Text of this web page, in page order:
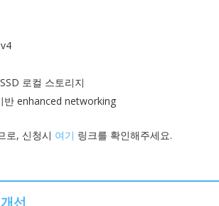
로컬 스토리지
반 enhanced networking
로, 신청시 여기 링크를 확인해주세요.
선